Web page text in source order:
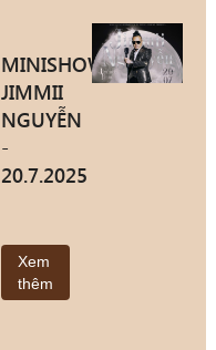
MINISHOW
JIMMII
NGUYỄN
-
20.7.2025
Xem
thêm